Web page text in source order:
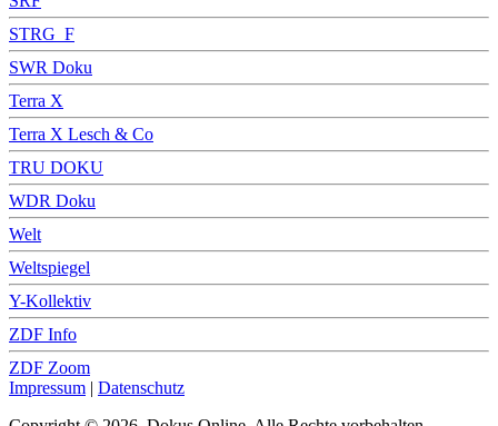
STRG_F
SWR Doku
Terra X
Terra X Lesch & Co
TRU DOKU
WDR Doku
Welt
Weltspiegel
Y-Kollektiv
ZDF Info
ZDF Zoom
Impressum | Datenschutz